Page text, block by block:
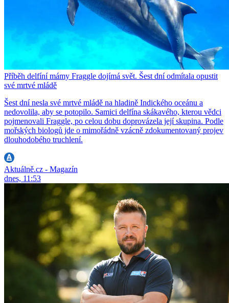
Příběh delfíní mámy Fraggle dojímá svět. Šest dní odmítala opustit
své mrtvé mládě
Šest dní nesla své mrtvé mládě na hladině Indického oceánu a
nedovolila, aby se potopilo. Samici delfína skákavého, kterou vědci
pojmenovali Fraggle, po celou dobu doprovázela její skupina. Podle
mořských biologů jde o mimořádně vzácně zdokumentovaný projev
dlouhodobého truchlení.
Aktuálně.cz - Magazín
dnes, 11:53